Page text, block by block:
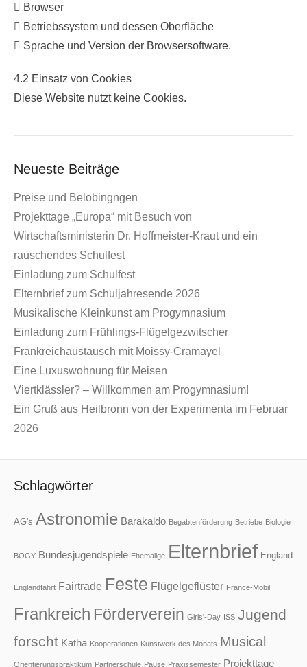
 Browser
 Betriebssystem und dessen Oberfläche
 Sprache und Version der Browsersoftware.
4.2 Einsatz von Cookies
Diese Website nutzt keine Cookies.
Neueste Beiträge
Preise und Belobingngen
Projekttage „Europa“ mit Besuch von
Wirtschaftsministerin Dr. Hoffmeister-Kraut und ein
rauschendes Schulfest
Einladung zum Schulfest
Elternbrief zum Schuljahresende 2026
Musikalische Kleinkunst am Progymnasium
Einladung zum Frühlings-Flügelgezwitscher
Frankreichaustausch mit Moissy-Cramayel
Eine Luxuswohnung für Meisen
Viertklässler? – Willkommen am Progymnasium!
Ein Gruß aus Heilbronn von der Experimenta im Februar
2026
Schlagwörter
AG's Astronomie Barakaldo Begabtenförderung Betriebe Biologie
BOGY Bundesjugendspiele Ehemalige Elternbrief England
Englandfahrt Fairtrade Feste Flügelgeflüster France-Mobil
Frankreich Förderverein Girls'-Day ISS Jugend
forscht Katha Kooperationen Kunstwerk des Monats Musical
Orientierungspraktikum Partnerschule Pause Praxissemester Projekttage